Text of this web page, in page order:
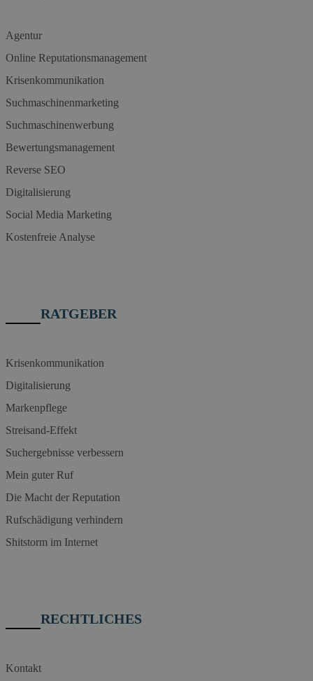
Agentur
Online Reputationsmanagement
Krisenkommunikation
Suchmaschinenmarketing
Suchmaschinenwerbung
Bewertungsmanagement
Reverse SEO
Digitalisierung
Social Media Marketing
Kostenfreie Analyse
RATGEBER
Krisenkommunikation
Digitalisierung
Markenpflege
Streisand-Effekt
Suchergebnisse verbessern
Mein guter Ruf
Die Macht der Reputation
Rufschädigung verhindern
Shitstorm im Internet
RECHTLICHES
Kontakt